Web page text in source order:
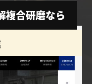
複合研磨なら